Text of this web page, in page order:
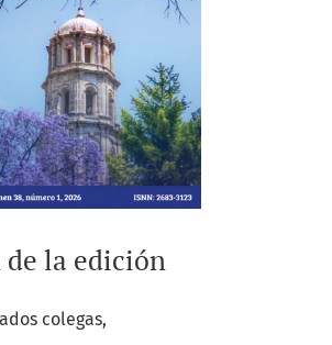
la edición
colegas,